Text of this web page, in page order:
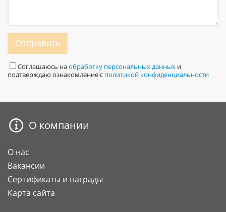
Отправить
Соглашаюсь наобработку персональных данных и
подтверждаю ознакомление с политикой конфиденциальности
О компании
О нас
Вакансии
Сертификаты и награды
Карта сайта